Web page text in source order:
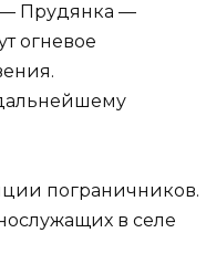
— Прудянка —
огневое
пограничников.
в селе